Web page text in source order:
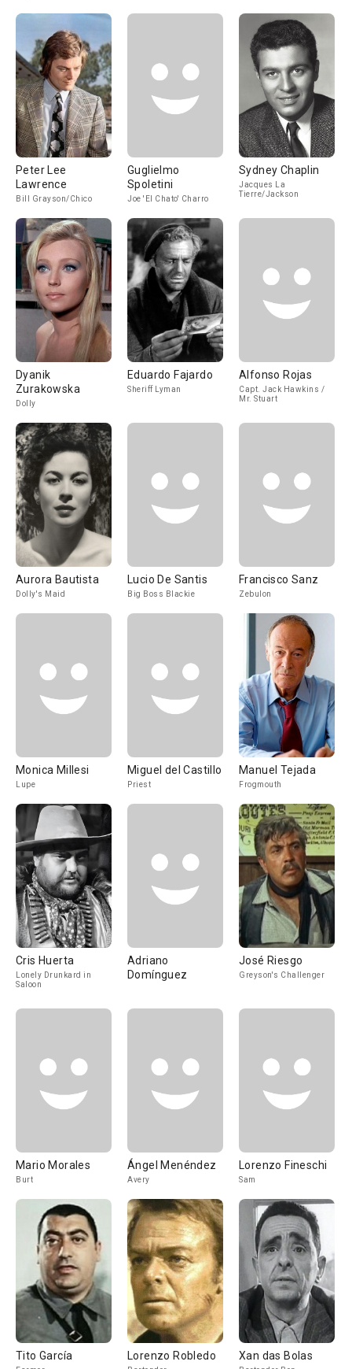
Peter Lee
Lawrence
Bill Grayson/Chico
Guglielmo
Spoletini
Joe 'El Chato' Charro
Sydney Chaplin
Jacques La
Tierre/Jackson
Dyanik
Zurakowska
Dolly
Eduardo Fajardo
Sheriff Lyman
Alfonso Rojas
Capt. Jack Hawkins /
Mr. Stuart
Aurora Bautista
Dolly's Maid
Lucio De Santis
Big Boss Blackie
Francisco Sanz
Zebulon
Monica Millesi
Lupe
Miguel del Castillo
Priest
Manuel Tejada
Frogmouth
Cris Huerta
Lonely Drunkard in
Saloon
Adriano
Domínguez
José Riesgo
Greyson's Challenger
Mario Morales
Burt
Ángel Menéndez
Avery
Lorenzo Fineschi
Sam
Tito García Lorenzo Robledo Xan das Bolas